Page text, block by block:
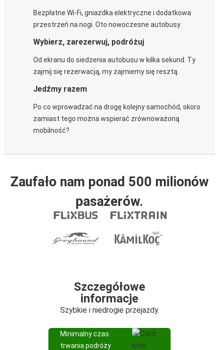
Bezpłatne Wi-Fi, gniazdka elektryczne i dodatkowa
przestrzeń na nogi. Oto nowoczesne autobusy.
Wybierz, zarezerwuj, podróżuj
Od ekranu do siedzenia autobusu w kilka sekund. Ty
zajmij się rezerwacją, my zajmiemy się resztą.
Jedźmy razem
Po co wprowadzać na drogę kolejny samochód, skoro
zamiast tego można wspierać zrównoważoną
mobilność?
Zaufało nam ponad 500 milionów
pasażerów.
Szczegółowe
informacje
Szybkie i niedrogie przejazdy.
Minimalny czas
trwania podróży